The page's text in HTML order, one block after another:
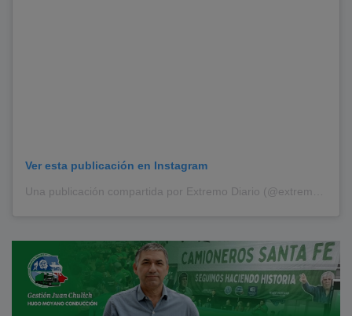
Ver esta publicación en Instagram